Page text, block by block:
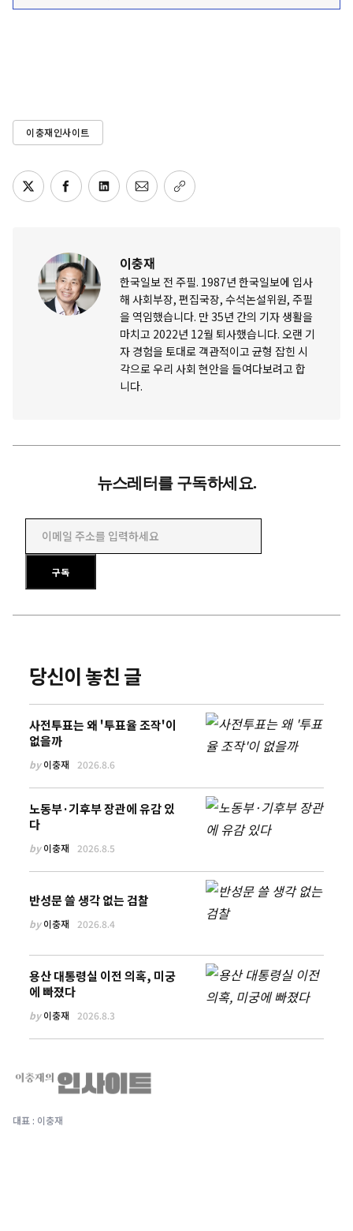
이충재인사이트
이충재
한국일보 전 주필. 1987년 한국일보에 입사
해 사회부장, 편집국장, 수석논설위원, 주필
을 역임했습니다. 만 35년 간의 기자 생활을
마치고 2022년 12월 퇴사했습니다. 오랜 기
자 경험을 토대로 객관적이고 균형 잡힌 시
각으로 우리 사회 현안을 들여다보려고 합
니다.
뉴스레터를 구독하세요.
이메일 주소를 입력하세요
구독
당신이 놓친 글
사전투표는 왜 '투표율 조작'이
없을까
by이충재 2026.8.6
노동부·기후부 장관에 유감 있
다
by이충재 2026.8.5
반성문 쓸 생각 없는 검찰
by이충재 2026.8.4
용산 대통령실 이전 의혹, 미궁
에 빠졌다
by이충재 2026.8.3
대표 : 이충재